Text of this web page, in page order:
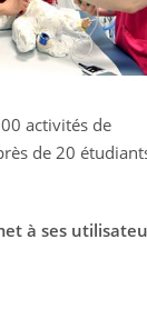
activités de
de 20
à ses